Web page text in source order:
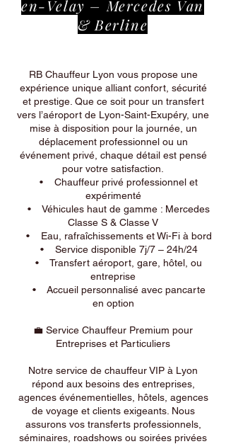
en-Velay – Mercedes Van
& Berline
RB Chauffeur Lyon vous propose une
expérience unique alliant confort, sécurité
et prestige. Que ce soit pour un transfert
vers l’aéroport de Lyon-Saint-Exupéry, une
mise à disposition pour la journée, un
déplacement professionnel ou un
événement privé, chaque détail est pensé
pour votre satisfaction.
• Chauffeur privé professionnel et
expérimenté
• Véhicules haut de gamme : Mercedes
Classe S & Classe V
• Eau, rafraîchissements et Wi-Fi à bord
• Service disponible 7j/7 – 24h/24
• Transfert aéroport, gare, hôtel, ou
entreprise
• Accueil personnalisé avec pancarte
en option
💼 Service Chauffeur Premium pour
Entreprises et Particuliers
Notre service de chauffeur VIP à Lyon
répond aux besoins des entreprises,
agences événementielles, hôtels, agences
de voyage et clients exigeants. Nous
assurons vos transferts professionnels,
séminaires, roadshows ou soirées privées